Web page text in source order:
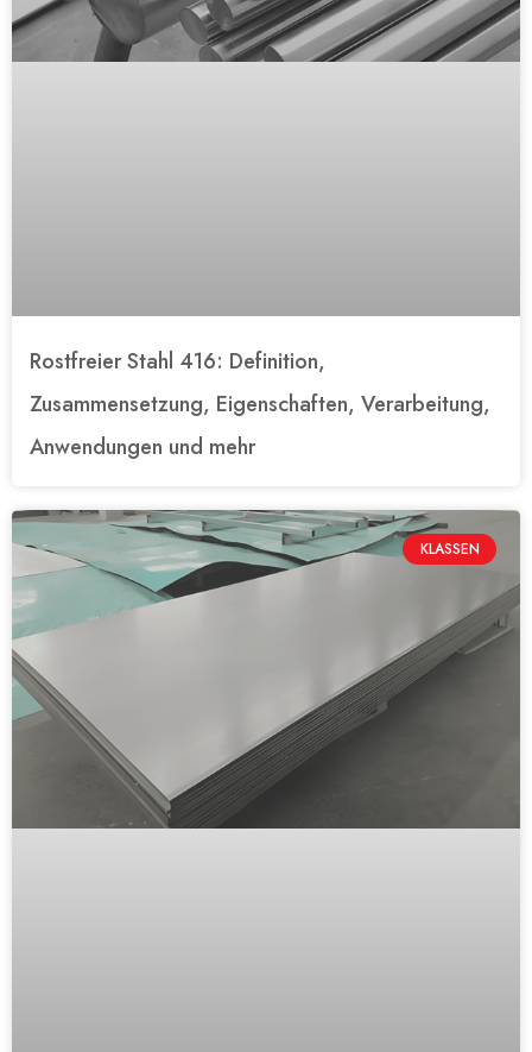
Rostfreier Stahl 416: Definition,
Zusammensetzung, Eigenschaften, Verarbeitung,
Anwendungen und mehr
KLASSEN